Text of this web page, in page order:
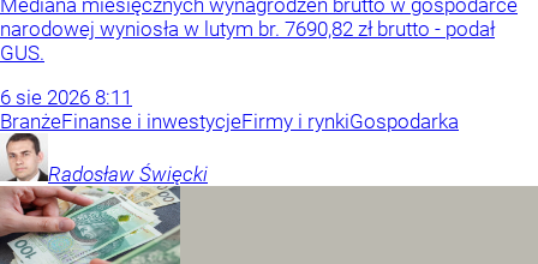
narodowej wyniosła w lutym br. 7690,82 zł brutto - podał
GUS.
6 sie 2026 8:11
BranżeFinanse i inwestycjeFirmy i rynkiGospodarka
Radosław Święcki